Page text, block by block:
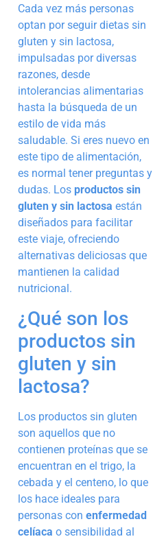
Cada vez más personas
optan por seguir dietas sin
gluten y sin lactosa,
impulsadas por diversas
razones, desde
intolerancias alimentarias
hasta la búsqueda de un
estilo de vida más
saludable. Si eres nuevo en
este tipo de alimentación,
es normal tener preguntas y
dudas. Los productos sin
gluten y sin lactosa están
diseñados para facilitar
este viaje, ofreciendo
alternativas deliciosas que
mantienen la calidad
nutricional.
¿Qué son los
productos sin
gluten y sin
lactosa?
Los productos sin gluten
son aquellos que no
contienen proteínas que se
encuentran en el trigo, la
cebada y el centeno, lo que
los hace ideales para
personas con enfermedad
celíaca o sensibilidad al